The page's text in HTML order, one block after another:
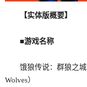
【实体版概要】
■游戏名称
饿狼传说：群狼之
Wolves）